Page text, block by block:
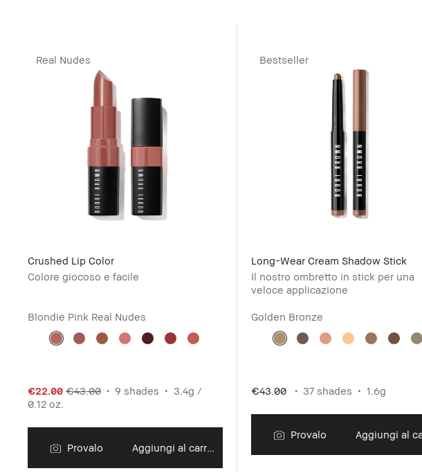
Real Nudes
Crushed Lip Color
Colore giocoso e facile
Blondie Pink Real Nudes
€22.00 €43.00 9 shades
3.4g /
0.12 oz.
Provalo
Bestseller
Long-Wear Cream Shadow Stick
Il nostro ombretto in stick per una
veloce applicazione
Golden Bronze
€43.00 37 shades 1.6g
Provalo